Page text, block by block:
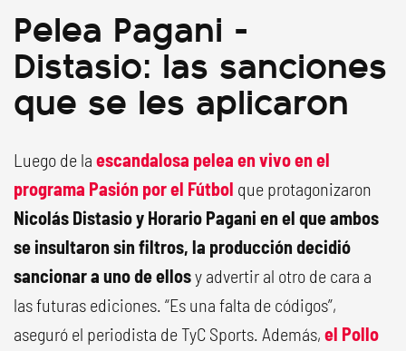
Pelea Pagani -
Distasio: las sanciones
que se les aplicaron
Luego de la escandalosa pelea en vivo en el
programa Pasión por el Fútbol que protagonizaron
Nicolás Distasio y Horario Pagani en el que ambos
se insultaron sin filtros, la producción decidió
sancionar a uno de ellosy advertir al otro de cara a
las futuras ediciones. “Es una falta de códigos”,
aseguró el periodista de TyC Sports. Además, el Pollo